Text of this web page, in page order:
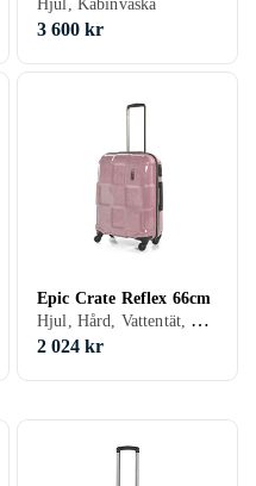
Hjul, Kabinväska
3 600 kr
Epic Crate Reflex 66cm
Hjul, Hård, Vattentät, För barn/junior, TSA-lås
2 024 kr